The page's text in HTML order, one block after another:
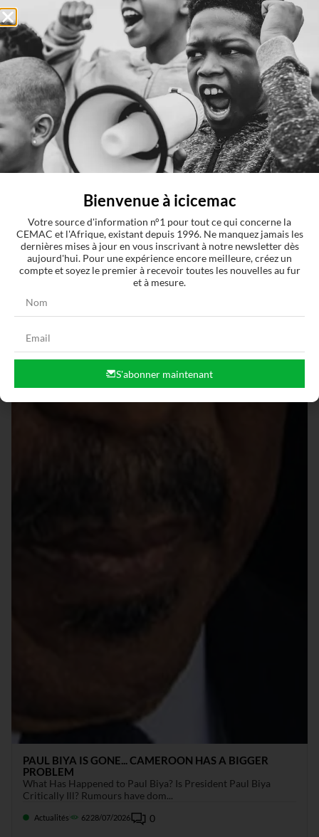
PAUL BIYA IS GONE... CAMEROON HAS A BIGGER
PROBLEM
What Has Happened to Paul Biya? Is President Paul Biya
Critically Ill? Rumours have dom...
Actualités 6228/07/2026 0
Bienvenue à icicemac
Votre source d'information n°1 pour tout ce qui concerne la
CEMAC et l'Afrique, existant depuis 1996. Ne manquez jamais les
dernières mises à jour en vous inscrivant à notre newsletter dès
aujourd'hui. Pour une expérience encore meilleure, créez un
compte et soyez le premier à recevoir toutes les nouvelles au fur
et à mesure.
S'abonner maintenant